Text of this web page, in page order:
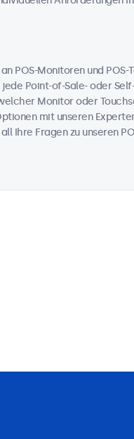
POS-Monitoren und
Point-of-Sale- oder
Monitor oder
mit unseren
Ihre Fragen zu unseren